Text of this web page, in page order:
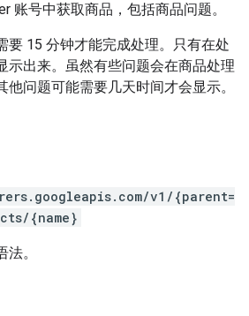
账号中获取商品，包括商品问题。
要 15 分钟才能完成处理。只有在处
示出来。虽然有些问题会在商品处理
他问题可能需要几天时间才会显示。
v1/{parent=
{name}
法。